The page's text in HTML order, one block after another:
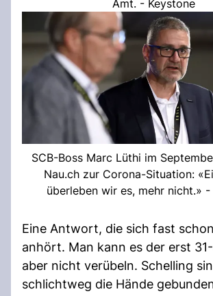
Amt. - Keystone
SCB-Boss Marc Lüthi im
Nau.ch zur Corona-Situation:
überleben wir es, mehr nicht.» -
Eine Antwort, die sich fast
anhört. Man kann es der erst
aber nicht verübeln. Schelling
schlichtweg die Hände